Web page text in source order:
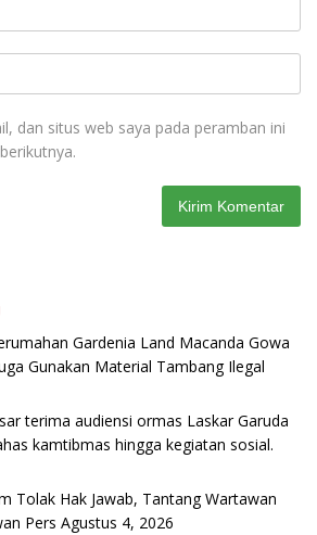
dan situs web saya pada peramban ini
Gardenia Land Macanda Gowa
Gunakan Material Tambang Ilegal
terima audiensi ormas Laskar Garuda
kamtibmas hingga kegiatan sosial.
Tolak Hak Jawab, Tantang Wartawan
Pers Agustus 4, 2026